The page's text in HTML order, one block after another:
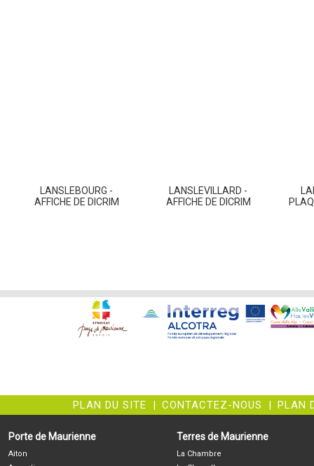
LANSLEBOURG -
AFFICHE DE DICRIM
LANSLEVILLARD -
AFFICHE DE DICRIM
PLAN DU SITE | CONTACTEZ-NOUS | PLAN
Porte de Maurienne
Aiton
Terres de Maurienne
La Chambre